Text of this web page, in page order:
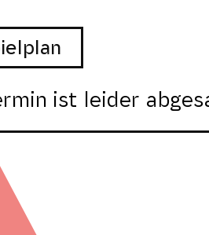
ist leider